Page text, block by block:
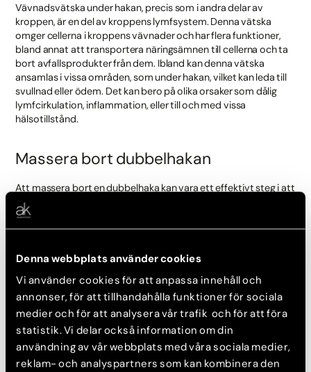
Denna webbplats använder cookies
Vi använder cookies för att anpassa innehåll och
annonser, för att tillhandahålla funktioner för sociala
medier och för att analysera vår trafik och för att föra
statistik. Vi delar också information om din
användning av vår webbplats med våra sociala medier,
reklam- och analyspartners som kan kombinera den
Vävnadsvätska under hakan, precis som i andra delar av
kroppen, är en del av kroppens lymfsystem. Denna vätska
omger cellerna i kroppens vävnader och har flera funktioner,
bland annat att transportera näringsämnen till cellerna och ta
bort avfallsprodukter från dem. Ibland kan denna vätska
ansamlas i vissa områden, som under hakan, vilket kan leda till
svullnad eller ödem. Det kan bero på olika orsaker som dålig
lymfcirkulation, inflammation, eller till och med vissa
hälsotillstånd.
Massera bort dubbelhakan
Att massera bort en dubbelhaka kan vara ett effektivt steg i att
förbättra cirkulationen och eliminera slaggvätskan, och i sin tur
minska svullnaden. Genom regelbunden massage stimuleras
blodcirkulationen, vilket även bidrar till förbättrad
Kombinerat med en hälsosam livsstil och eventuella estetiska
minska synligheten av en dubbelhaka.
Så här masserar du:
Rengöring: Börja med att rengöra huden. Det ökar
effekten av massagen och förbereder huden för
behandlingen, vilket gör den mer mottaglig för